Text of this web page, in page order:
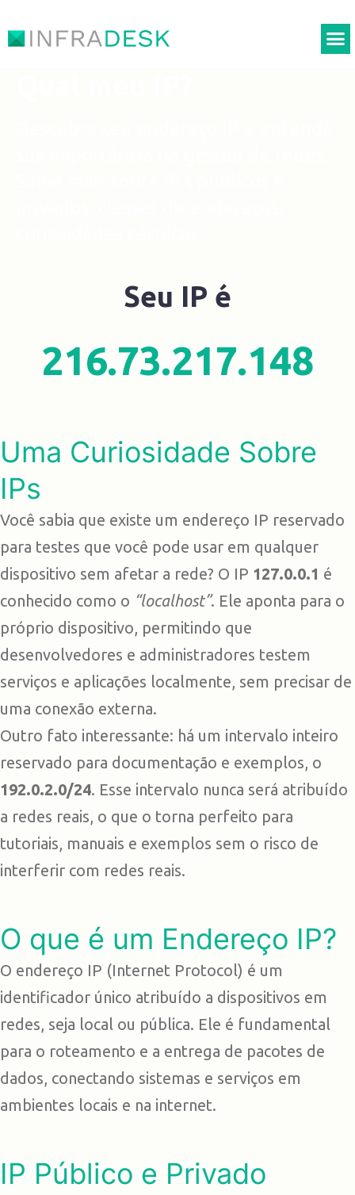
Seu IP é
216.73.217.148
Uma Curiosidade Sobre
IPs
Você sabia que existe um endereço IP reservado
para testes que você pode usar em qualquer
dispositivo sem afetar a rede? O IP 127.0.0.1 é
conhecido como o “localhost”. Ele aponta para o
próprio dispositivo, permitindo que
desenvolvedores e administradores testem
serviços e aplicações localmente, sem precisar de
uma conexão externa.
Outro fato interessante: há um intervalo inteiro
reservado para documentação e exemplos, o
192.0.2.0/24. Esse intervalo nunca será atribuído
a redes reais, o que o torna perfeito para
tutoriais, manuais e exemplos sem o risco de
interferir com redes reais.
O que é um Endereço IP?
O endereço IP (Internet Protocol) é um
identificador único atribuído a dispositivos em
redes, seja local ou pública. Ele é fundamental
para o roteamento e a entrega de pacotes de
dados, conectando sistemas e serviços em
ambientes locais e na internet.
IP Público e Privado